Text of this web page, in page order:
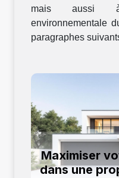
mais aussi à
environnementale
paragraphes
Maximiser
dans une